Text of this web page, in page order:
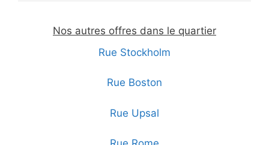
Nos autres offres dans le quartier
Rue Stockholm
Rue Boston
Rue Upsal